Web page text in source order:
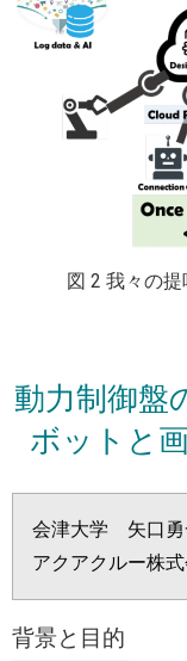
図 2 我々の
動力制御盤
ボットと
会津大学 矢口勇
アクアクルー株
背景と目的